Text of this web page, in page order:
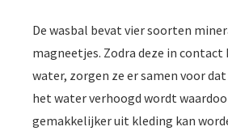
De wasbal bevat vier soorten
magneetjes. Zodra deze in
water, zorgen ze er samen voor
het water verhoogd wordt
gemakkelijker uit kleding kan